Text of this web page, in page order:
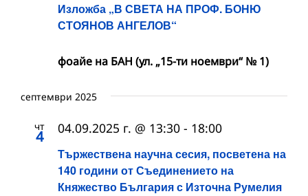
Изложба „В СВЕТА НА ПРОФ. БОНЮ
СТОЯНОВ АНГЕЛОВ“
фоайе на БАН (ул. „15-ти ноември“ № 1)
септември 2025
чт
4
Тържествена научна сесия, посветена на
140 години от Съединението на
Княжество България с Източна Румелия
04.09.2025 г. @ 13:30 - 18:00